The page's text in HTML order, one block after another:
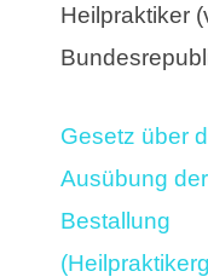
Heilpraktiker
Gesetz über
Ausübung
Bestallung